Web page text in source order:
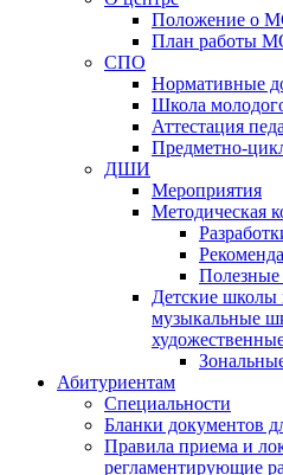
Положение о
План работы
СПО
Нормативные
Школа
Аттестация
Предметно-
ДШИ
Мероприятия
Методическая
Полезные
Детские школы
музыкальные
Абитуриентам
Специальности
Бланки документов
Правила приема и
регламентирующие